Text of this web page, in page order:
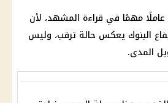
مهمًا في قراءة المشهد، لأن
البنوك يعكس حالة ترقب، وليس
المدى.